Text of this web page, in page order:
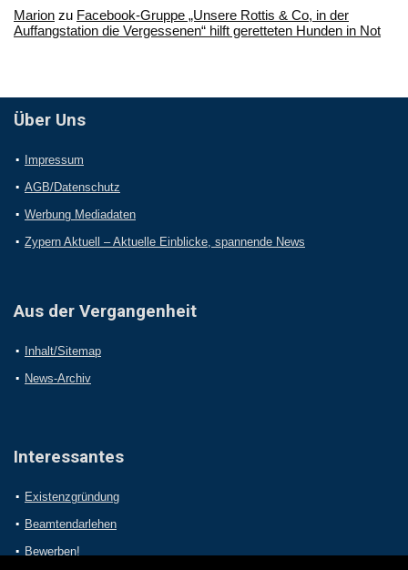
Marion zu Facebook-Gruppe „Unsere Rottis & Co, in der
Auffangstation die Vergessenen“ hilft geretteten Hunden in Not
Über Uns
Impressum
AGB/Datenschutz
Werbung Mediadaten
Zypern Aktuell – Aktuelle Einblicke, spannende News
Aus der Vergangenheit
Inhalt/Sitemap
News-Archiv
Interessantes
Existenzgründung
Beamtendarlehen
Bewerben!